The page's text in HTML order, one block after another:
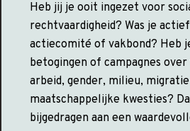
Heb jij je ooit ingezet voor
rechtvaardigheid? Was je
actiecomité of vakbond? Heb
betogingen of campagnes over
arbeid, gender, milieu,
maatschappelijke kwesties?
bijgedragen aan een